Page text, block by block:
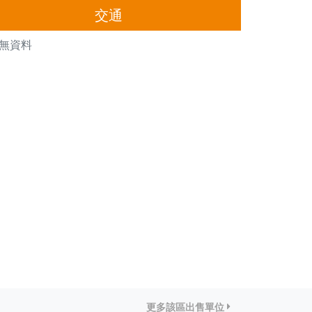
交通
資料
更多該區出售單位